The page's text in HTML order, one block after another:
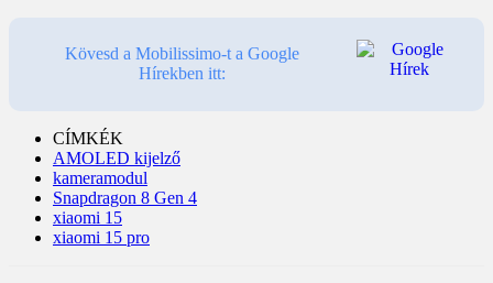
Kövesd a Mobilissimo-t a Google
Hírekben itt:
CÍMKÉK
AMOLED kijelző
kameramodul
Snapdragon 8 Gen 4
xiaomi 15
xiaomi 15 pro